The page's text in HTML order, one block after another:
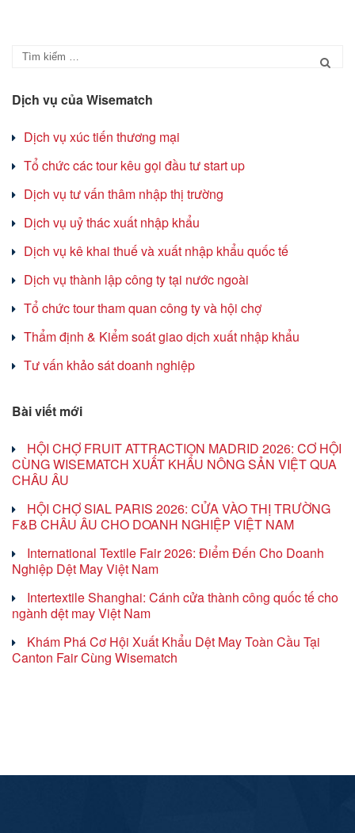
Dịch vụ của Wisematch
Dịch vụ xúc tiến thương mại
Tổ chức các tour kêu gọi đầu tư start up
Dịch vụ tư vấn thâm nhập thị trường
Dịch vụ uỷ thác xuất nhập khẩu
Dịch vụ kê khai thuế và xuất nhập khẩu quốc tế
Dịch vụ thành lập công ty tại nước ngoài
Tổ chức tour tham quan công ty và hội chợ
Thẩm định & Kiểm soát giao dịch xuất nhập khẩu
Tư vấn khảo sát doanh nghiệp
Bài viết mới
HỘI CHỢ FRUIT ATTRACTION MADRID 2026: CƠ HỘI
CÙNG WISEMATCH XUẤT KHẨU NÔNG SẢN VIỆT QUA
CHÂU ÂU
HỘI CHỢ SIAL PARIS 2026: CỬA VÀO THỊ TRƯỜNG
F&B CHÂU ÂU CHO DOANH NGHIỆP VIỆT NAM
International Textile Fair 2026: Điểm Đến Cho Doanh
Nghiệp Dệt May Việt Nam
Intertextile Shanghai: Cánh cửa thành công quốc tế cho
ngành dệt may Việt Nam
Khám Phá Cơ Hội Xuất Khẩu Dệt May Toàn Cầu Tại
Canton Fair Cùng Wisematch